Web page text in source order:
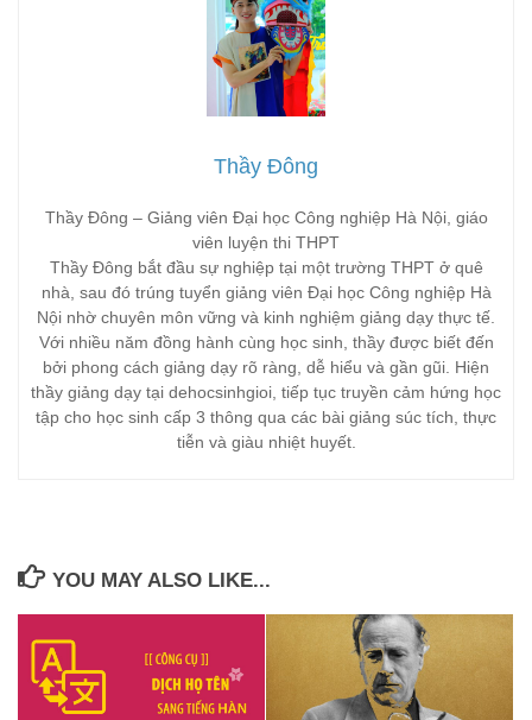
Thầy Đông
Thầy Đông – Giảng viên Đại học Công nghiệp Hà Nội, giáo
viên luyện thi THPT
Thầy Đông bắt đầu sự nghiệp tại một trường THPT ở quê
nhà, sau đó trúng tuyển giảng viên Đại học Công nghiệp Hà
Nội nhờ chuyên môn vững và kinh nghiệm giảng dạy thực tế.
Với nhiều năm đồng hành cùng học sinh, thầy được biết đến
bởi phong cách giảng dạy rõ ràng, dễ hiểu và gần gũi. Hiện
thầy giảng dạy tại dehocsinhgioi, tiếp tục truyền cảm hứng học
tập cho học sinh cấp 3 thông qua các bài giảng súc tích, thực
tiễn và giàu nhiệt huyết.
YOU MAY ALSO LIKE...